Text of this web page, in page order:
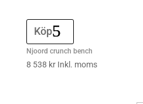
Köp
Njoord crunch bench
8 538 kr Inkl. moms